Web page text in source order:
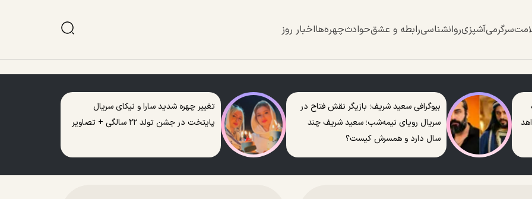
سرگرمیآشپزیروانشناسیرابطه و عشقحوادثچهره‌هااخبار روز
بیوگرافی سعید شریف؛ بازیگر نقش فتاح در
سریال رویای نیمه‌شب؛ سعید شریف چند
سال دارد و همسرش کیست؟
تغییر چهره شدید سارا و نیکای سریال
پایتخت در جشن تولد ۲۲ سالگی + تصاویر